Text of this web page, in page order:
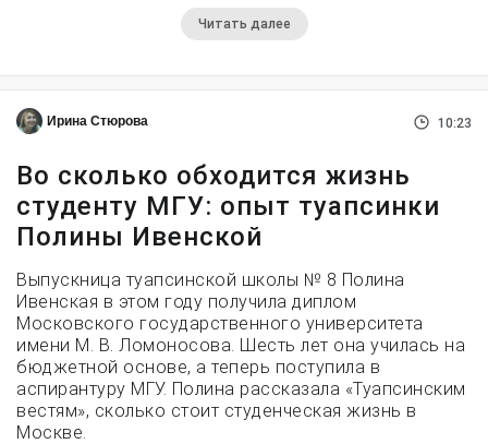
Читать далее
Ирина Стюрова 10:23
Во сколько обходится жизнь
студенту МГУ: опыт туапсинки
Полины Ивенской
Выпускница туапсинской школы № 8 Полина
Ивенская в этом году получила диплом
Московского государственного университета
имени М. В. Ломоносова. Шесть лет она училась на
бюджетной основе, а теперь поступила в
аспирантуру МГУ. Полина рассказала «Туапсинским
вестям», сколько стоит студенческая жизнь в
Москве.